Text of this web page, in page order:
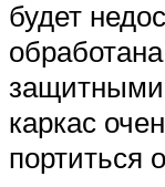
будет
каркас
портиться